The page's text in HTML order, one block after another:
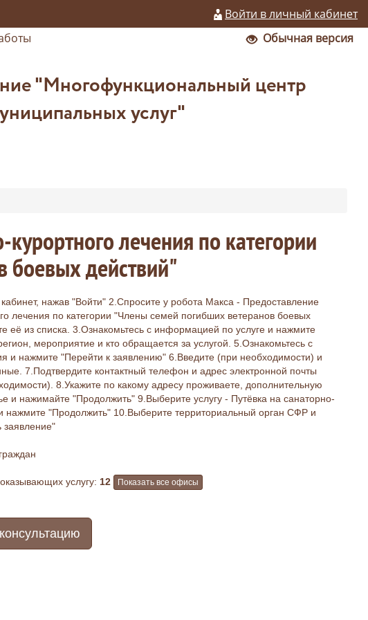
Войти в личный кабинет
Обычная версия
"Многофункциональный центр
услуг"
лечения по категории
боевых действий"
нажав "Войти" 2.Спросите у робота Макса - Предоставление
лечения по категории "Члены семей погибших ветеранов боевых
её из списка. 3.Ознакомьтесь с информацией по услуге и нажмите
мероприятие и кто обращается за услугой. 5.Ознакомьтесь с
и нажмите "Перейти к заявлению" 6.Введите (при необходимости) и
7.Подтвердите контактный телефон и адрес электронной почты
8.Укажите по какому адресу проживаете, дополнительную
и нажимайте "Продолжить" 9.Выберите услугу - Путёвка на санаторно-
нажмите "Продолжить" 10.Выберите территориальный орган СФР и
заявление"
услугу: 12 Показать все офисы